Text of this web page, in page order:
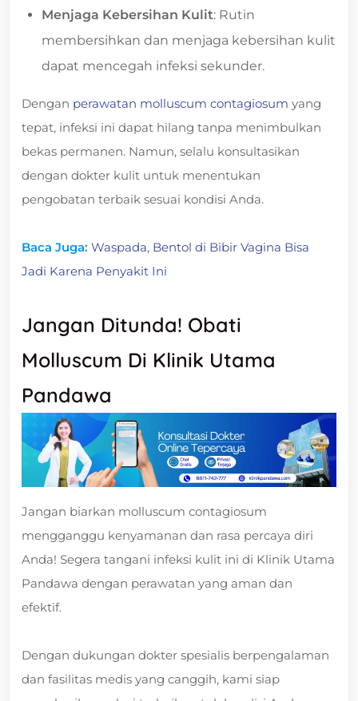
Menjaga Kebersihan Kulit: Rutin
membersihkan dan menjaga kebersihan kulit
dapat mencegah infeksi sekunder.
Dengan perawatan molluscum contagiosum yang
tepat, infeksi ini dapat hilang tanpa menimbulkan
bekas permanen. Namun, selalu konsultasikan
dengan dokter kulit untuk menentukan
pengobatan terbaik sesuai kondisi Anda.
Baca Juga: Waspada, Bentol di Bibir Vagina Bisa
Jadi Karena Penyakit Ini
Jangan Ditunda! Obati
Molluscum Di Klinik Utama
Pandawa
Jangan biarkan molluscum contagiosum
mengganggu kenyamanan dan rasa percaya diri
Anda! Segera tangani infeksi kulit ini di Klinik Utama
Pandawa dengan perawatan yang aman dan
efektif.
Dengan dukungan dokter spesialis berpengalaman
dan fasilitas medis yang canggih, kami siap